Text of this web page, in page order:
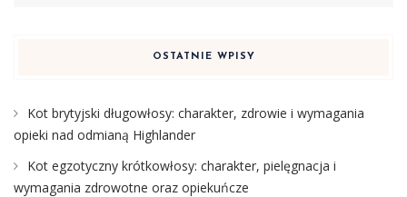
OSTATNIE WPISY
Kot brytyjski długowłosy: charakter, zdrowie i wymagania
opieki nad odmianą Highlander
Kot egzotyczny krótkowłosy: charakter, pielęgnacja i
wymagania zdrowotne oraz opiekuńcze